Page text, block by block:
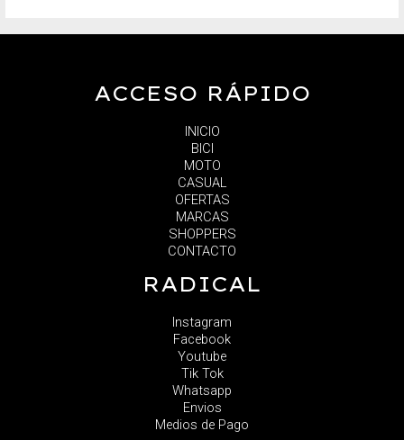
ACCESO RÁPIDO
INICIO
BICI
MOTO
CASUAL
OFERTAS
MARCAS
SHOPPERS
CONTACTO
RADICAL
Instagram
Facebook
Youtube
Tik Tok
Whatsapp
Envios
Medios de Pago